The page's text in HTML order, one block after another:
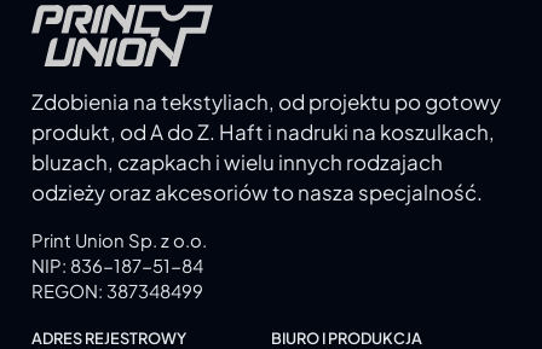
Zdobienia na tekstyliach, od projektu po gotowy
produkt, od A do Z. Haft i nadruki na koszulkach,
bluzach, czapkach i wielu innych rodzajach
odzieży oraz akcesoriów to nasza specjalność.
Print Union Sp. z o.o.
NIP: 836-187-51-84
REGON: 387348499
ADRES REJESTROWY BIURO I PRODUKCJA